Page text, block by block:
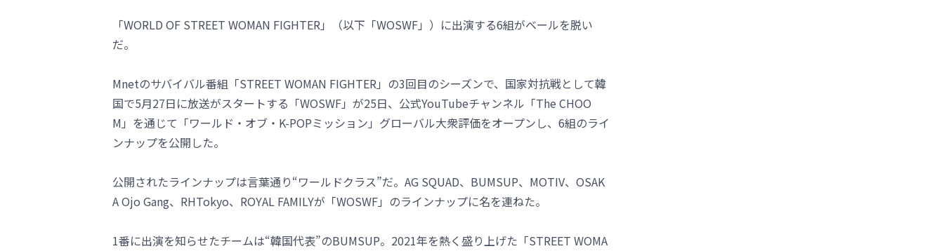
「WORLD OF STREET WOMAN FIGHTER」（以下「WOSWF」）に出演する6組がベールを脱い
だ。
Mnetのサバイバル番組「STREET WOMAN FIGHTER」の3回目のシーズンで、国家対抗戦として韓
国で5月27日に放送がスタートする「WOSWF」が25日、公式YouTubeチャンネル「The CHOO
M」を通じて「ワールド・オブ・K-POPミッション」グローバル大衆評価をオープンし、6組のライ
ンナップを公開した。
公開されたラインナップは言葉通り“ワールドクラス”だ。AG SQUAD、BUMSUP、MOTIV、OSAK
A Ojo Gang、RHTokyo、ROYAL FAMILYが「WOSWF」のラインナップに名を連ねた。
1番に出演を知らせたチームは“韓国代表”のBUMSUP。2021年を熱く盛り上げた「STREET WOMA